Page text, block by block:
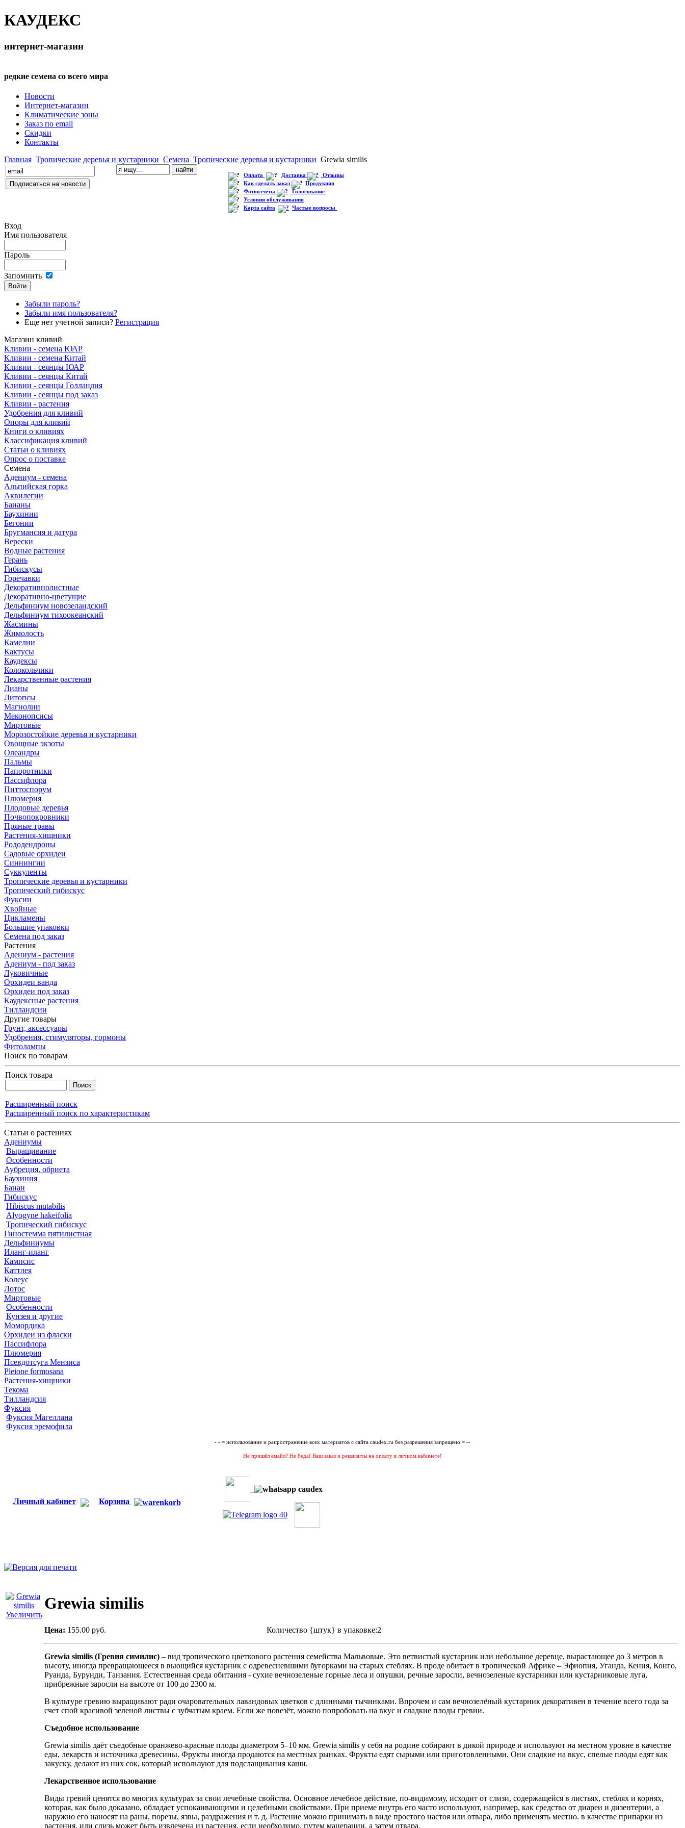
КАУДЕКС
интернет-магазин
редкие семена со всего мира
Новости
Интернет-магазин
Климатические зоны
Заказ по email
Скидки
Контакты
Главная Тропические деревья и кустарники Семена Тропические деревья и кустарники Grewia similis
Оплата Доставка
Отзывы
Как сделать заказ
Продукция
Фотоотчёты
Голосование
Условия обслуживания
Карта сайта
Частые вопросы
Вход
Имя пользователя
Пароль
Запомнить
Забыли пароль?
Забыли имя пользователя?
Еще нет учетной записи? Регистрация
Магазин кливий
Кливии - семена ЮАР
Кливии - семена Китай
Кливии - сеянцы ЮАР
Кливии - сеянцы Китай
Кливии - сеянцы Голландия
Кливии - сеянцы под заказ
Кливии - растения
Удобрения для кливий
Опоры для кливий
Книги о кливиях
Классификация кливий
Статьи о кливиях
Опрос о поставке
Семена
Адениум - семена
Альпийская горка
Аквилегии
Бананы
Баухинии
Бегонии
Бругмансия и датура
Верески
Водные растения
Герань
Гибискусы
Горечавки
Декоративнолистные
Декоративно-цветущие
Дельфиниум новозеландский
Дельфиниум тихоокеанский
Жасмины
Жимолость
Камелии
Кактусы
Каудексы
Колокольчики
Лекарственные растения
Лианы
Литопсы
Магнолии
Меконопсисы
Миртовые
Морозостойкие деревья и кустарники
Овощные экзоты
Олеандры
Пальмы
Папоротники
Пассифлора
Питтоспорум
Плюмерия
Плодовые деревья
Почвопокровники
Пряные травы
Растения-хищники
Рододендроны
Садовые орхидеи
Синнингии
Суккуленты
Тропические деревья и кустарники
Тропический гибискус
Фуксии
Хвойные
Цикламены
Большие упаковки
Семена под заказ
Растения
Адениум - растения
Адениум - под заказ
Луковичные
Орхидеи ванда
Орхидеи под заказ
Каудексные растения
Тилландсии
Другие товары
Грунт, аксессуары
Удобрения, стимуляторы, гормоны
Фитолампы
Поиск по товарам
Поиск товара
Расширенный поиск
Расширенный поиск по характеристикам
Статьи о растениях
Адениумы
Выращивание
Особенности
Аубреция, обриета
Баухиния
Банан
Гибискус
Hibiscus mutabilis
Alyogyne hakeifolia
Тропический гибискус
Гиностемма пятилистная
Дельфиниумы
Иланг-иланг
Кампсис
Каттлея
Колеус
Лотос
Миртовые
Особенности
Кунзея и другие
Момордика
Орхидеи из фласки
Пассифлора
Плюмерия
Псевдотсуга Мензиса
Pleione formosana
Растения-хищники
Текома
Тилландсия
Фуксия
Фуксия Магеллана
Фуксия эремофила
- - = использование и рапространение всех материатов с сайта caudex.ru без разрешения запрещено = --
Не пришёл емайл? Не беда! Ваш заказ и реквизиты на оплату в личном кабинете!
Личный кабинет Корзина
Увеличить
Grewia similis
Цена: 155.00 руб. Количество {штук} в упаковке:2
Grewia similis (Гревия симилис) – вид тропического цветкового растения семейства Мальвовые. Это ветвистый кустарник или небольшое деревце, вырастающее до 3 метров в
высоту, иногда превращающееся в вьющийся кустарник с одревесневшими бугорками на старых стеблях. В проде обитает в тропической Африке – Эфиопия, Уганда, Кения, Конго,
Руанда, Бурунди, Танзания. Естественная среда обитания - сухие вечнозеленые горные леса и опушки, речные заросли, вечнозеленые кустарники или кустарниковые луга,
прибрежные заросли на высоте от 100 до 2300 м.
В культуре гревию выращивают ради очаровательных лавандовых цветков с длинными тычинками. Впрочем и сам вечнозелёный кустарник декоративен в течение всего года за
счет спой красивой зеленой листвы с зубчатым краем. Если же повезёт, можно попробовать на вкус и сладкие плоды гревии.
Съедобное использование
Grewia similis даёт съедобные оранжево-красные плоды диаметром 5–10 мм. Grewia similis у себя на родине собирают в дикой природе и используют на местном уровне в качестве
еды, лекарств и источника древесины. Фрукты иногда продаются на местных рынках. Фрукты едят сырыми или приготовленными. Они сладкие на вкус, спелые плоды едят как
закуску, делают из них сок, который используют для подслащивания каши.
Лекарственное использование
Виды гревий ценятся во многих культурах за свои лечебные свойства. Основное лечебное действие, по-видимому, исходит от слизи, содержащейся в листьях, стеблях и корнях,
которая, как было доказано, обладает успокаивающими и целебными свойствами. При приеме внутрь его часто используют, например, как средство от диареи и дизентерии, а
наружно его наносят на раны, порезы, язвы, раздражения и т. д. Растение можно принимать в виде простого настоя или отвара, либо применять местно. в качестве припарки из
растения, или слизь может быть извлечена из растения, если необходимо, путем мацерации, а затем отвара.